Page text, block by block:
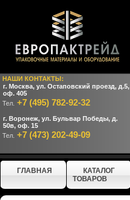
НАШИ КОНТАКТЫ:
г. Москва, ул. Остаповский проезд, д.5,
оф. 405
Тел. +7 (495) 782-92-32
г. Воронеж, ул. Бульвар Победы, д.
50в, оф. 15
Тел. +7 (473) 202-49-09
ГЛАВНАЯ
КАТАЛОГ
ТОВАРОВ